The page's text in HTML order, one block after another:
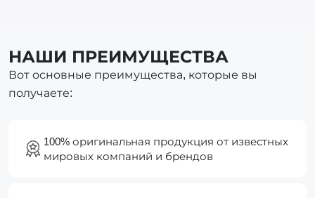
НАШИ ПРЕИМУЩЕСТВА
Вот основные преимущества, которые вы
получаете:
100% оригинальная продукция от известных
мировых компаний и брендов